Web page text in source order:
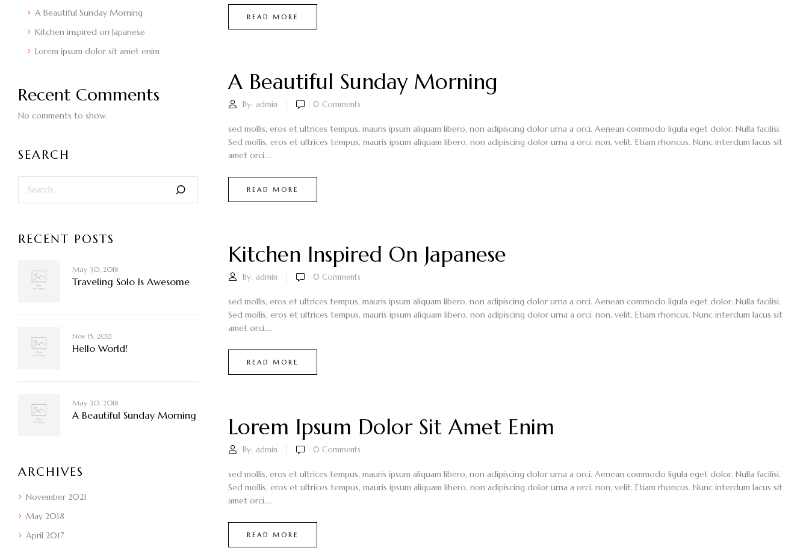
A Beautiful Sunday Morning
Kitchen inspired on Japanese
Lorem ipsum dolor sit amet enim
Recent Comments
No comments to show.
SEARCH
RECENT POSTS
May 30, 2018
Traveling Solo Is Awesome
Nov 15, 2021
Hello World!
May 30, 2018
A Beautiful Sunday Morning
ARCHIVES
November 2021
May 2018
April 2017
READ MORE
A Beautiful Sunday Morning
By: admin 0 Comments
sed mollis, eros et ultrices tempus, mauris ipsum aliquam libero, non adipiscing dolor urna a orci. Aenean commodo ligula eget dolor. Nulla facilisi.
Sed mollis, eros et ultrices tempus, mauris ipsum aliquam libero, non adipiscing dolor urna a orci. non, velit. Etiam rhoncus. Nunc interdum lacus sit
amet orci....
READ MORE
Kitchen Inspired On Japanese
By: admin 0 Comments
sed mollis, eros et ultrices tempus, mauris ipsum aliquam libero, non adipiscing dolor urna a orci. Aenean commodo ligula eget dolor. Nulla facilisi.
Sed mollis, eros et ultrices tempus, mauris ipsum aliquam libero, non adipiscing dolor urna a orci. non, velit. Etiam rhoncus. Nunc interdum lacus sit
amet orci....
READ MORE
Lorem Ipsum Dolor Sit Amet Enim
By: admin 0 Comments
sed mollis, eros et ultrices tempus, mauris ipsum aliquam libero, non adipiscing dolor urna a orci. Aenean commodo ligula eget dolor. Nulla facilisi.
Sed mollis, eros et ultrices tempus, mauris ipsum aliquam libero, non adipiscing dolor urna a orci. non, velit. Etiam rhoncus. Nunc interdum lacus sit
amet orci....
READ MORE